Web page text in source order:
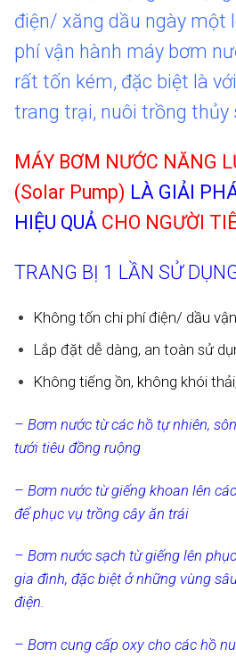
điện/ xăng dầu ngày một
phí vận hành máy bơm
rất tốn kém, đặc biệt là
trang trại, nuôi trồng thủy
MÁY BƠM NƯỚC NĂNG
(Solar Pump) LÀ GIẢI
HIỆU QUẢ CHO NGƯỜI
TRANG BỊ 1 LẦN SỬ
Không tốn chi phí điện/ dầu
Lắp đặt dễ dàng, an toàn sử
Không tiếng ồn, không khói
– Bơm nước từ các hồ tự nhiên,
tưới tiêu đồng ruộng
– Bơm nước từ giếng khoan lên
để phục vụ trồng cây ăn trái
– Bơm nước sạch từ giếng lên
gia đình, đặc biệt ở những vùng
điện.
– Bơm cung cấp oxy cho các hồ